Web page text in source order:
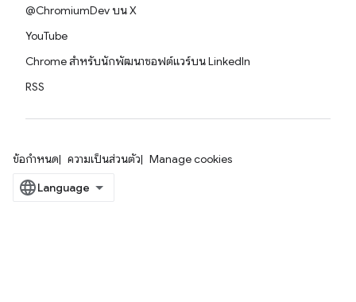
@ChromiumDev บน X
YouTube
Chrome สำหรับนักพัฒนาซอฟต์แวร์บน LinkedIn
RSS
ข้อกำหนด ความเป็นส่วนตัว Manage cookies